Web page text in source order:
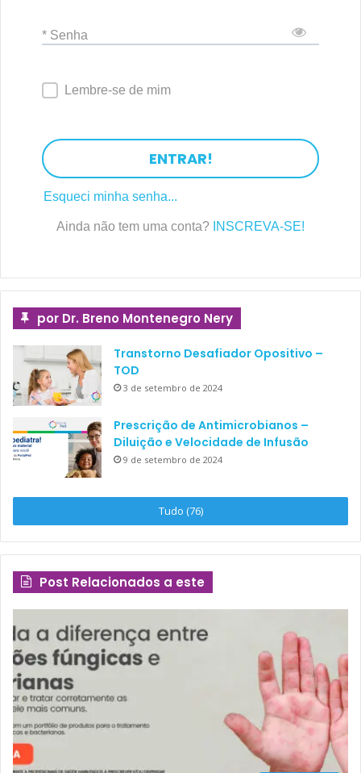
* Senha
Lembre-se de mim
ENTRAR!
Esqueci minha senha...
Ainda não tem uma conta? INSCREVA-SE!
por Dr. Breno Montenegro Nery
Transtorno Desafiador Opositivo –
TOD
3 de setembro de 2024
Prescrição de Antimicrobianos –
Diluição e Velocidade de Infusão
9 de setembro de 2024
Tudo (76)
Post Relacionados a este